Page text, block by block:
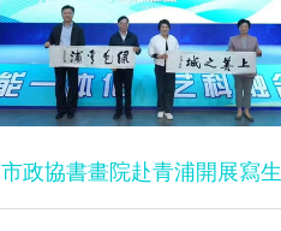
市政協書畫院赴青浦開展寫生